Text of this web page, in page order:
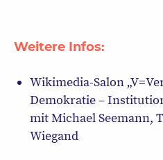
Weitere Infos:
Wikimedia-Salon
Demokratie –
mit Michael Seemann,
Wiegand